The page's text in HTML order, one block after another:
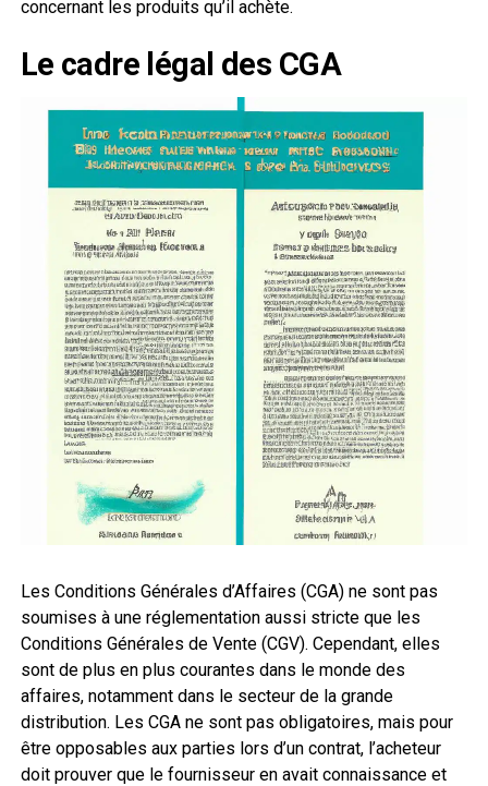
concernant les produits qu’il achète.
Le cadre légal des CGA
Les Conditions Générales d’Affaires (CGA) ne sont pas
soumises à une réglementation aussi stricte que les
Conditions Générales de Vente (CGV). Cependant, elles
sont de plus en plus courantes dans le monde des
affaires, notamment dans le secteur de la grande
distribution. Les CGA ne sont pas obligatoires, mais pour
être opposables aux parties lors d’un contrat, l’acheteur
doit prouver que le fournisseur en avait connaissance et